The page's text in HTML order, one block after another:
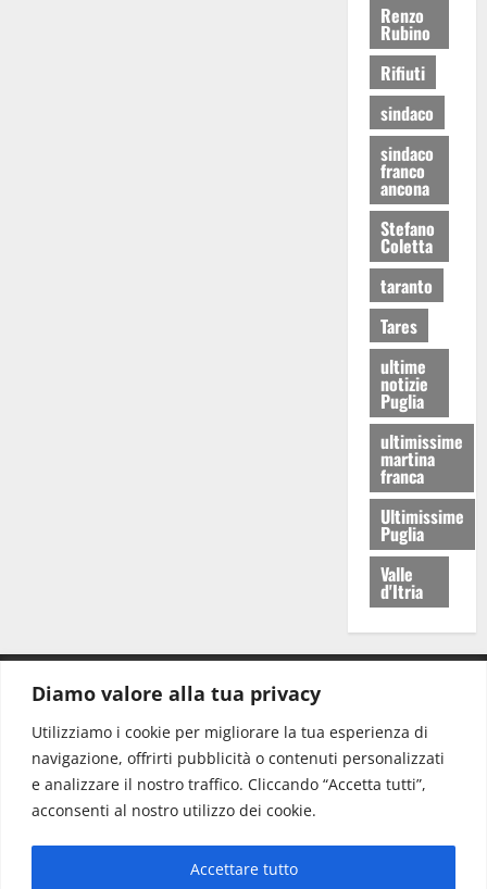
Diamo valore alla tua privacy
Utilizziamo i cookie per migliorare la tua esperienza di
navigazione, offrirti pubblicità o contenuti personalizzati
e analizzare il nostro traffico. Cliccando “Accetta tutti”,
acconsenti al nostro utilizzo dei cookie.
Accettare tutto
Renzo
Rubino
Rifiuti
sindaco
sindaco
franco
ancona
Stefano
Coletta
taranto
Tares
ultime
notizie
Puglia
ultimissime
martina
franca
Ultimissime
Puglia
Valle
d'Itria
Redazione: redazione@www.martinasera.it
Direttore:direttore@www.martinasera.it
Info & Commerciale:info@www.martinasera.it